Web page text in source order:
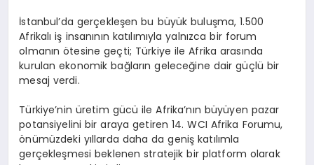
İstanbul’da gerçekleşen bu büyük buluşma, 1.500
Afrikalı iş insanının katılımıyla yalnızca bir forum
olmanın ötesine geçti; Türkiye ile Afrika arasında
kurulan ekonomik bağların geleceğine dair güçlü bir
mesaj verdi.
Türkiye’nin üretim gücü ile Afrika’nın büyüyen pazar
potansiyelini bir araya getiren 14. WCI Afrika Forumu,
önümüzdeki yıllarda daha da geniş katılımla
gerçekleşmesi beklenen stratejik bir platform olarak